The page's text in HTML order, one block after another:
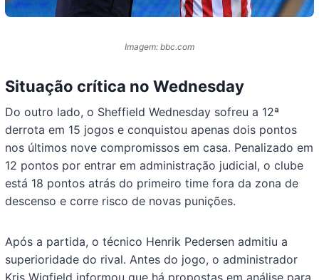
Imagem: bbc.com
Situação crítica no Wednesday
Do outro lado, o Sheffield Wednesday sofreu a 12ª
derrota em 15 jogos e conquistou apenas dois pontos
nos últimos nove compromissos em casa. Penalizado em
12 pontos por entrar em administração judicial, o clube
está 18 pontos atrás do primeiro time fora da zona de
descenso e corre risco de novas punições.
Após a partida, o técnico Henrik Pedersen admitiu a
superioridade do rival. Antes do jogo, o administrador